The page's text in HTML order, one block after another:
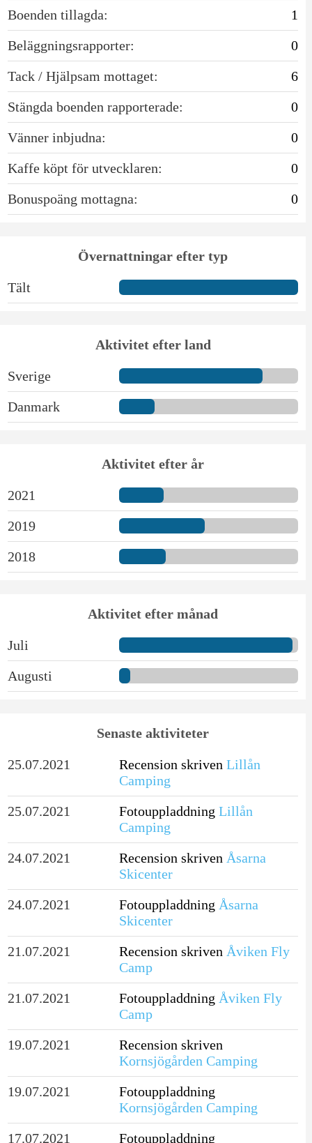
Boenden tillagda:
1
Beläggningsrapporter:
0
Tack / Hjälpsam mottaget:
6
Stängda boenden rapporterade:
0
Vänner inbjudna:
0
Kaffe köpt för utvecklaren:
0
Bonuspoäng mottagna:
0
Övernattningar efter typ
Tält
Aktivitet efter land
Sverige
Danmark
Aktivitet efter år
2021
2019
2018
Aktivitet efter månad
Juli
Augusti
Senaste aktiviteter
25.07.2021 Recension skriven Lillån
Camping
25.07.2021
Fotouppladdning Lillån
Camping
24.07.2021
Recension skriven Åsarna
Skicenter
24.07.2021
Fotouppladdning Åsarna
Skicenter
21.07.2021
Recension skriven Åviken Fly
Camp
21.07.2021
Fotouppladdning Åviken Fly
Camp
19.07.2021
Recension skriven
Kornsjögården Camping
19.07.2021
Fotouppladdning
Kornsjögården Camping
17.07.2021
Fotouppladdning